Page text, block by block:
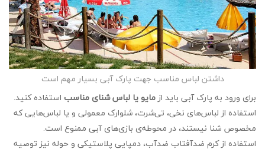
داشتن لباس مناسب جهت پارک آبی بسیار مهم است
برای ورود به پارک آبی باید از مایو یا لباس شنای مناسب استفاده کنید.
استفاده از لباس‌های نخی، تی‌شرت، شلوارک معمولی و یا لباس‌هایی که
مخصوص شنا نیستند، در محوطه‌ی بازی‌های آبی ممنوع است.
استفاده از کرم ضدآفتاب ضدآب، دمپایی پلاستیکی و حوله نیز توصیه